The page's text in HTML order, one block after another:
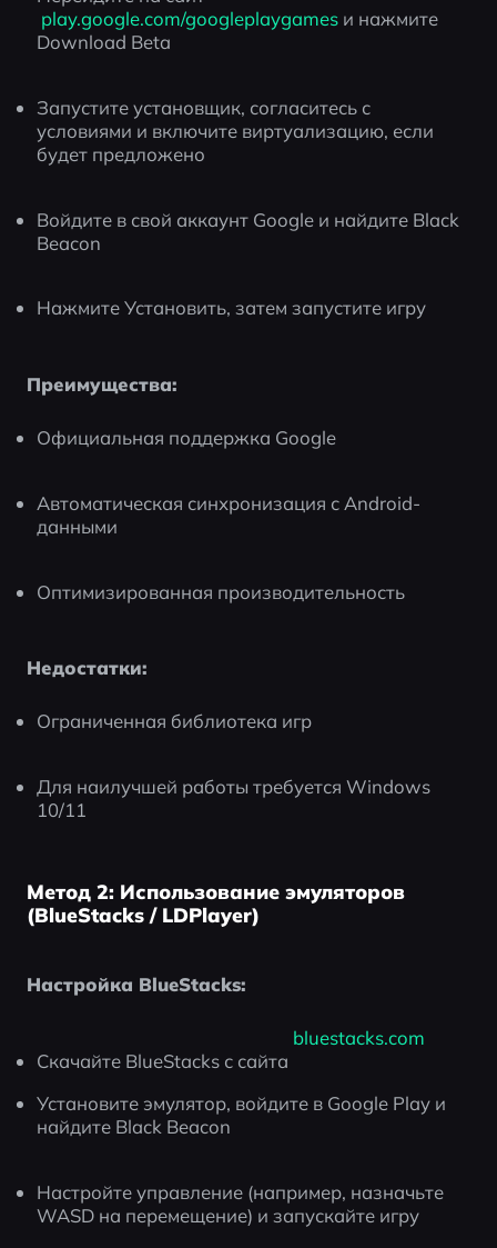
play.google.com/googleplaygames и нажмите
Download Beta
Запустите установщик, согласитесь с
условиями и включите виртуализацию, если
будет предложено
Войдите в свой аккаунт Google и найдите Black
Beacon
Нажмите Установить, затем запустите игру
Преимущества:
Официальная поддержка Google
Автоматическая синхронизация с Android-
данными
Оптимизированная производительность
Недостатки:
Ограниченная библиотека игр
Для наилучшей работы требуется Windows
10/11
Метод 2: Использование эмуляторов
(BlueStacks / LDPlayer)
Настройка BlueStacks:
Скачайте BlueStacks с сайта
bluestacks.com
Установите эмулятор, войдите в Google Play и
найдите Black Beacon
Настройте управление (например, назначьте
WASD на перемещение) и запускайте игру